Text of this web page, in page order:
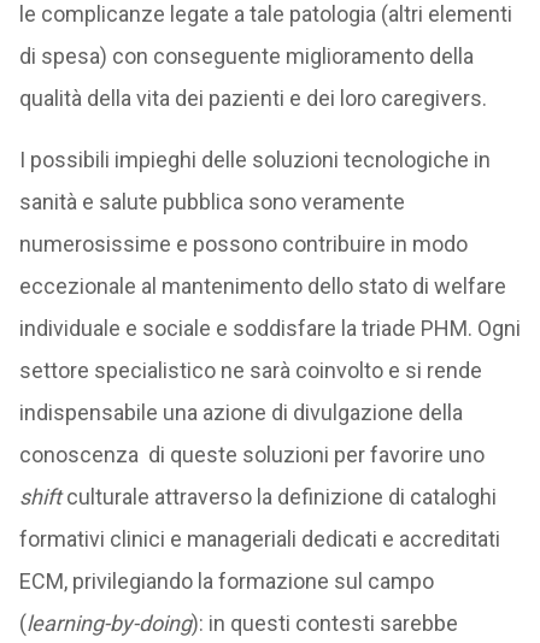
le complicanze legate a tale patologia (altri elementi
di spesa) con conseguente miglioramento della
qualità della vita dei pazienti e dei loro caregivers.
I possibili impieghi delle soluzioni tecnologiche in
sanità e salute pubblica sono veramente
numerosissime e possono contribuire in modo
eccezionale al mantenimento dello stato di welfare
individuale e sociale e soddisfare la triade PHM. Ogni
settore specialistico ne sarà coinvolto e si rende
indispensabile una azione di divulgazione della
conoscenza di queste soluzioni per favorire uno
shiftculturale attraverso la definizione di cataloghi
formativi clinici e manageriali dedicati e accreditati
ECM, privilegiando la formazione sul campo
(learning-by-doing): in questi contesti sarebbe